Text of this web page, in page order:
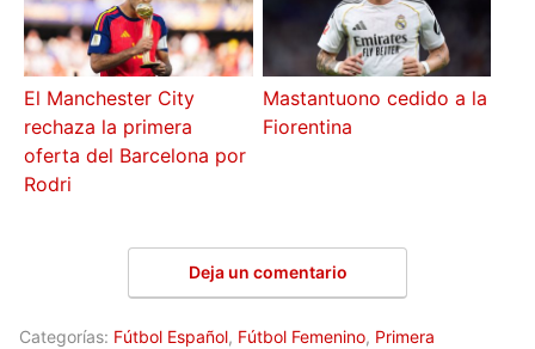
El Manchester City
rechaza la primera
oferta del Barcelona por
Rodri
Mastantuono cedido a la
Fiorentina
Deja un comentario
Categorías: Fútbol Español, Fútbol Femenino, Primera